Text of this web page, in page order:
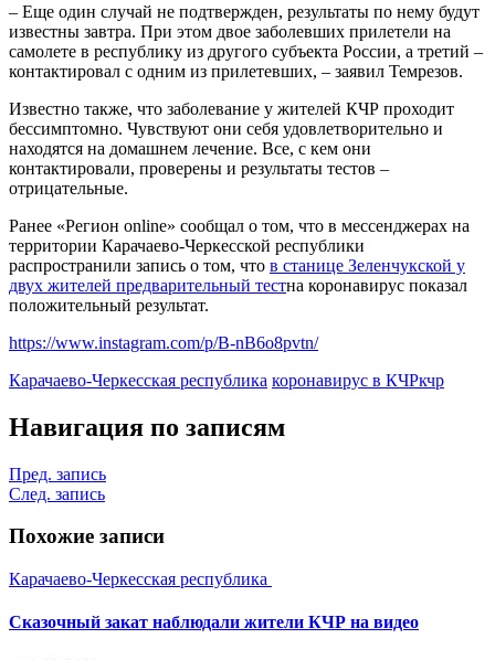
– Еще один случай не подтвержден, результаты по нему будут
известны завтра. При этом двое заболевших прилетели на
самолете в республику из другого субъекта России, а третий –
контактировал с одним из прилетевших, – заявил Темрезов.
Известно также, что заболевание у жителей КЧР проходит
бессимптомно. Чувствуют они себя удовлетворительно и
находятся на домашнем лечение. Все, с кем они
контактировали, проверены и результаты тестов –
отрицательные.
Ранее «Регион online» сообщал о том, что в мессенджерах на
территории Карачаево-Черкесской республики
распространили запись о том, что в станице Зеленчукской у
двух жителей предварительный тестна коронавирус показал
положительный результат.
https://www.instagram.com/p/B-nB6o8pvtn/
Карачаево-Черкесская республика коронавирус в КЧРкчр
Навигация по записям
Пред. запись
След. запись
Похожие записи
Карачаево-Черкесская республика
Сказочный закат наблюдали жители КЧР на видео